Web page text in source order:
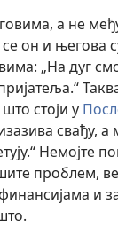
а не
он и његова
„На дуг
стоји у
свађу, а
Немојте
проблем,
и